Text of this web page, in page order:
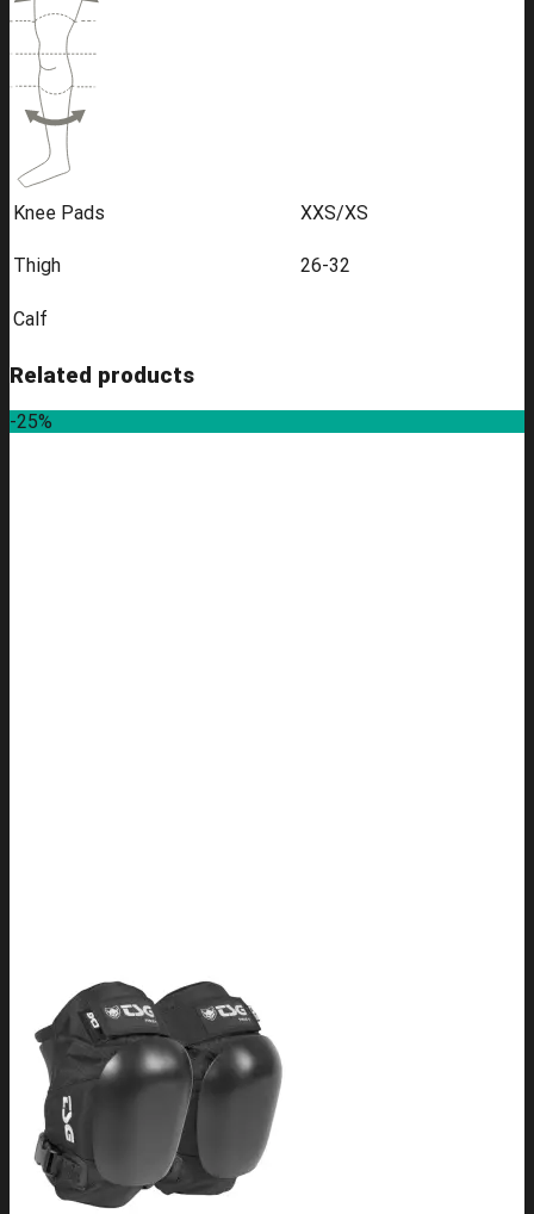
Knee Pads XXS/XS
Thigh 26-32
Calf
Related products
-25%